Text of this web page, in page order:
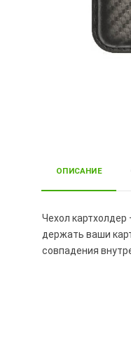
ОПИСАНИЕ
Чехол
держать ваши
совпадения